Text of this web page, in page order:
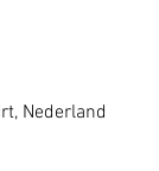
Nederland